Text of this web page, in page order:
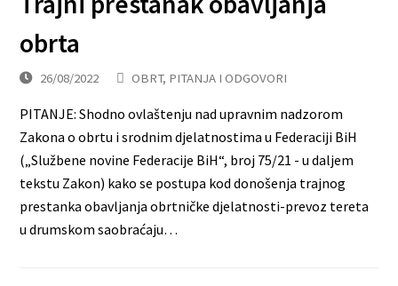
obrta
26/08/2022 OBRT, PITANJA I ODGOVORI
PITANJE: Shodno ovlaštenju nad upravnim nadzorom
Zakona o obrtu i srodnim djelatnostima u Federaciji BiH
(„Službene novine Federacije BiH“, broj 75/21 - u daljem
tekstu Zakon) kako se postupa kod donošenja trajnog
prestanka obavljanja obrtničke djelatnosti-prevoz tereta
u drumskom saobraćaju…